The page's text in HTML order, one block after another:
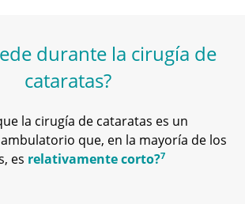
durante la cirugía de
cataratas?
la cirugía de cataratas es un
que, en la mayoría de los
es relativamente corto?7